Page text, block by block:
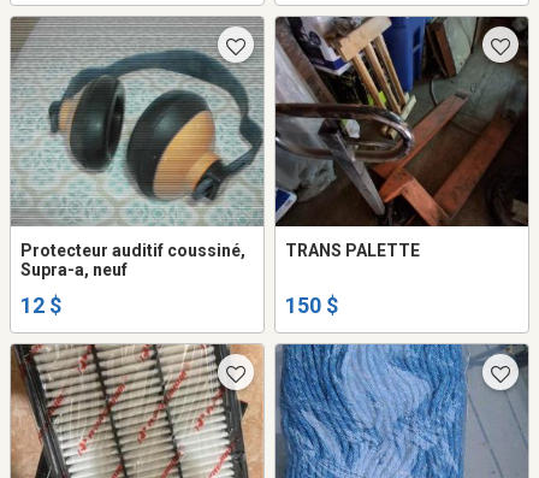
Protecteur auditif coussiné,
Supra-a, neuf
12 $
TRANS PALETTE
150 $